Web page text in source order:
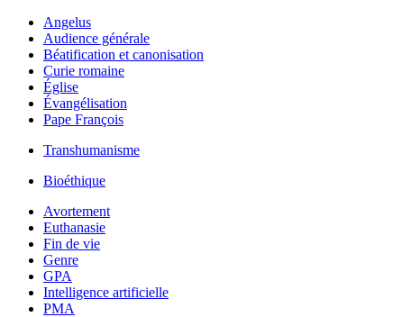
Angelus
Audience générale
Béatification et canonisation
Curie romaine
Église
Évangélisation
Pape François
Transhumanisme
Bioéthique
Avortement
Euthanasie
Fin de vie
Genre
GPA
Intelligence artificielle
PMA